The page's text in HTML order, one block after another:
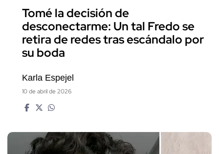
Tomé la decisión de
desconectarme: Un tal Fredo se
retira de redes tras escándalo por
su boda
Karla Espejel
10 de abril de 2026